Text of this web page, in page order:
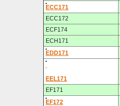
ECC171
ECC172
ECF174
ECH171
EDD171
EEL171
EF171
EF172